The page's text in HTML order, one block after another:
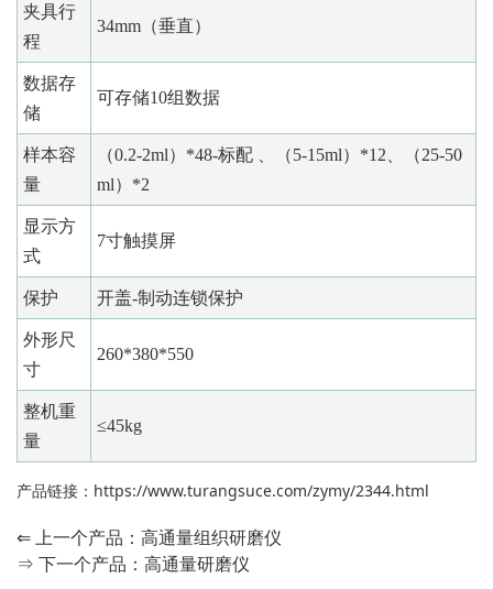
夹具行
程
34mm（垂直）
数据存
储
可存储10组数据
样本容
量
（0.2-2ml）*48-标配 、（5-15ml）*12、（25-50
ml）*2
显示方
式
7寸触摸屏
保护 开盖-制动连锁保护
外形尺
寸
260*380*550
整机重
量
≤45kg
产品链接： https://www.turangsuce.com/zymy/2344.html
⇐ 上一个产品： 高通量组织研磨仪
⇒ 下一个产品： 高通量研磨仪